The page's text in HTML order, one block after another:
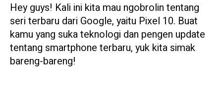
Hey guys! Kali ini kita mau ngobrolin tentang
seri terbaru dari Google, yaitu Pixel 10. Buat
kamu yang suka teknologi dan pengen update
tentang smartphone terbaru, yuk kita simak
bareng-bareng!